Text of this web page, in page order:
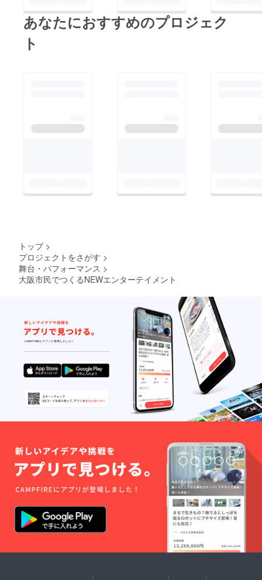
余って全力で皆様のお
席に突撃します(本当
ます♡♡スチールパン
あなたにおすすめのプロジェク
ト
トップ >
プロジェクトをさがす >
舞台・パフォーマンス >
大阪市民でつくるNEWエンターテイメント